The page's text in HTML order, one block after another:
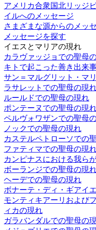
アメリカ合衆国北リッジ
イルへのメッセージ
さまざまな源からのメッ
メッセージを探す
イエスとマリアの現れ
カラヴァッジョでの聖母
キトで起こった善き出来
サン＝マルグリット・マ
ラサレットでの聖母の現
ルールドでの聖母の現れ
ポンテーヌでの聖母の現
ペルヴォワザンでの聖母
ノックでの聖母の現れ
カステルペトローソでの
ファティマでの聖母の現
カンピナスにおける我ら
ボーランジでの聖母の現
ヘーデでの聖母の現れ
ボナーテ・ディ・ギアイ
モンティキアーリおよび
ィカの現れ
ガラバンダルでの聖母の